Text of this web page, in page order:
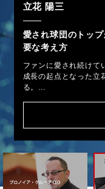
立花 陽三
愛され球団のトッ
要な考え方
ファンに愛され続けて
成長の起点となった立
る。...